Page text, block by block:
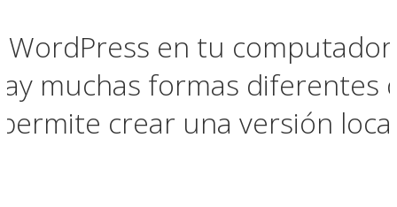
WordPress en tu
muchas formas diferentes
crear una versión